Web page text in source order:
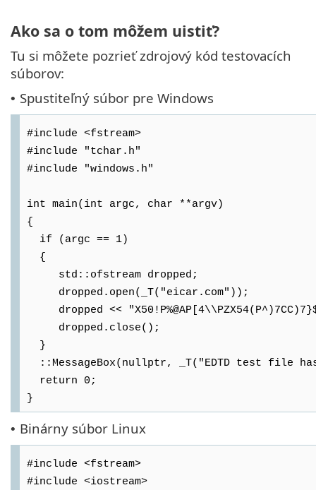
Ako sa o tom môžem uistiť?
Tu si môžete pozrieť zdrojový kód testovacích
súborov:
• Spustiteľný súbor pre Windows
#include <fstream>
#include "tchar.h"
#include "windows.h"
int main(int argc, char **argv)
{
if (argc == 1)
{
std::ofstream dropped;
dropped.open(_T("eicar.com"));
dropped <<
dropped.close();
}
::MessageBox(nullptr, _T("EDTD test file
return 0;
}
• Binárny súbor Linux
#include <fstream>
#include <iostream>